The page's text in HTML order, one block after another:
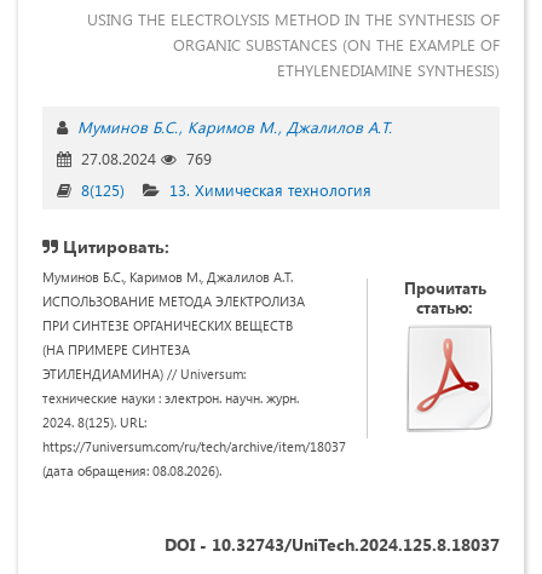
USING THE ELECTROLYSIS METHOD IN THE SYNTHESIS OF
ORGANIC SUBSTANCES (ON THE EXAMPLE OF
ETHYLENEDIAMINE SYNTHESIS)
Муминов Б.С. Каримов М. Джалилов А.Т.
27.08.2024
769
8(125)
13. Химическая технология
Цитировать:
Муминов Б.С., Каримов М., Джалилов А.Т.
ИСПОЛЬЗОВАНИЕ МЕТОДА ЭЛЕКТРОЛИЗА
ПРИ СИНТЕЗЕ ОРГАНИЧЕСКИХ ВЕЩЕСТВ
(НА ПРИМЕРЕ СИНТЕЗА
ЭТИЛЕНДИАМИНА) // Universum:
технические науки : электрон. научн. журн.
2024. 8(125). URL:
https://7universum.com/ru/tech/archive/item/18037
(дата обращения: 08.08.2026).
Прочитать
статью:
DOI - 10.32743/UniTech.2024.125.8.18037